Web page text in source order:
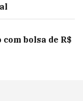
bolsa de R$